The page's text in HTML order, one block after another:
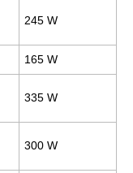
245 W
165 W
335 W
300 W